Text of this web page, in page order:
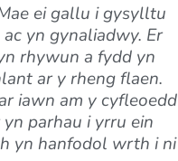
ei gallu i gysylltu
yn gynaliadwy. Er
rhywun a fydd yn
ar y rheng flaen.
iawn am y cyfleoedd
parhau i yrru ein
yn hanfodol wrth i ni